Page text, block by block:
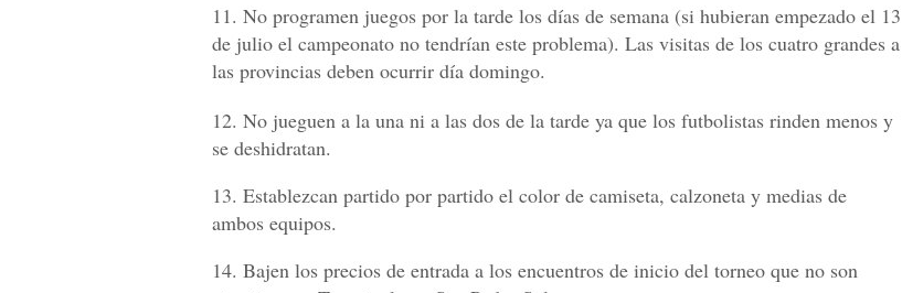
11. No programen juegos por la tarde los días de semana (si hubieran empezado el 13
de julio el campeonato no tendrían este problema). Las visitas de los cuatro grandes a
las provincias deben ocurrir día domingo.
12. No jueguen a la una ni a las dos de la tarde ya que los futbolistas rinden menos y
se deshidratan.
13. Establezcan partido por partido el color de camiseta, calzoneta y medias de
ambos equipos.
14. Bajen los precios de entrada a los encuentros de inicio del torneo que no son